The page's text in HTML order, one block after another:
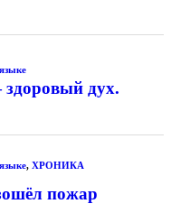
дух.
, ХРОНИКА
пожар